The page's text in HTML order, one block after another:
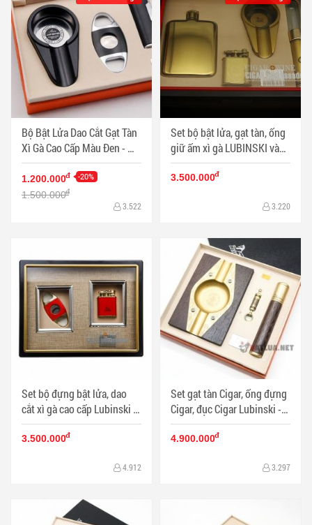
Bộ Bật Lửa Dao Cắt Gạt Tàn
Xì Gà Cao Cấp Màu Đen - Mã
SP: PKXG299-C
1.200.000đ -20%
1.500.000đ
3.522
Set bộ bật lửa, gạt tàn, ống
giữ ấm xì gà LUBINSKI vàng
sang trọn - Mã SP:
PKXG185
3.500.000đ
3.220
Set bộ đựng bật lửa, dao
cắt xì gà cao cấp Lubinski -
Mã SP: PKXG183
3.500.000đ
4.912
Set gạt tàn Cigar, ống đựng
Cigar, đục Cigar Lubinski -
Mã SP: PKXG160
4.900.000đ
3.297